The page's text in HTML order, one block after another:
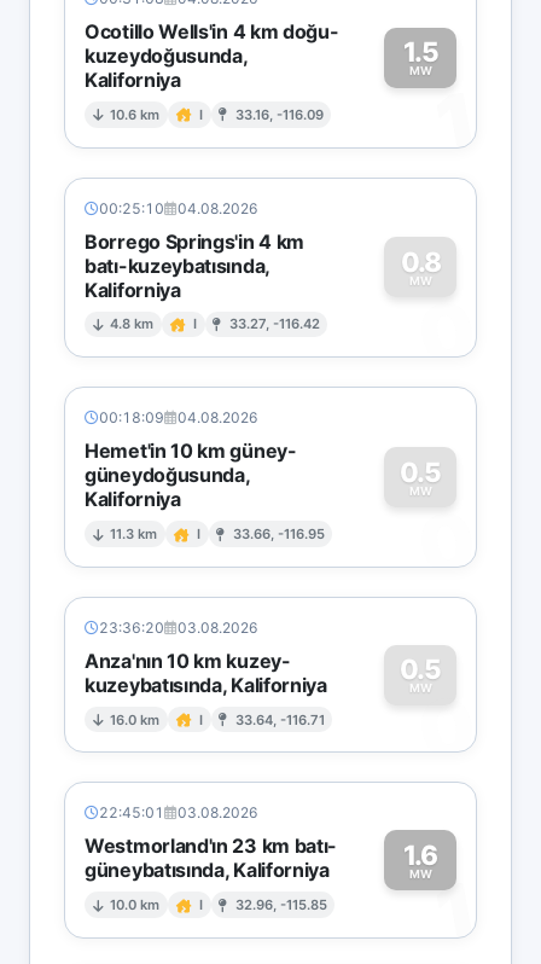
Ocotillo Wells'in 4 km doğu-
kuzeydoğusunda,
Kaliforniya
10.6 km I 33.16, -116.09
1.5
MW
1
00:25:10 04.08.2026
Borrego Springs'in 4 km
batı-kuzeybatısında,
Kaliforniya
4.8 km I 33.27, -116.42
0.8
MW
0
00:18:09 04.08.2026
Hemet'in 10 km güney-
güneydoğusunda,
Kaliforniya
11.3 km I 33.66, -116.95
0.5
MW
0
23:36:20 03.08.2026
Anza'nın 10 km kuzey-
kuzeybatısında, Kaliforniya
16.0 km I 33.64, -116.71
0.5
MW
0
22:45:01 03.08.2026
Westmorland'ın 23 km batı-
güneybatısında, Kaliforniya
10.0 km I 32.96, -115.85
1.6
MW1